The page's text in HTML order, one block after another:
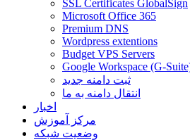
SSL Certificates GlobalSign
Microsoft Office 365
Premium DNS
Wordpress extentions
Budget VPS Servers
Google Workspace (G-
ثبت دامنه جدید
انتقال دامنه به ما
اخبار
مرکز آموزش
وضعیت شبکه